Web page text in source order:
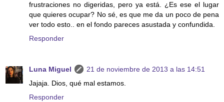
frustraciones no digeridas, pero ya está. ¿Es ese el lugar
que quieres ocupar? No sé, es que me da un poco de pena
ver todo esto.. en el fondo pareces asustada y confundida.
Responder
Luna Miguel
21 de noviembre de 2013 a las 14:51
Jajaja. Dios, qué mal estamos.
Responder